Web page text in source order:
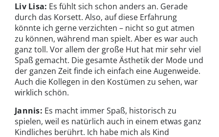
Liv Lisa: Es fühlt sich schon anders an. Gerade
durch das Korsett. Also, auf diese Erfahrung
könnte ich gerne verzichten – nicht so gut atmen
zu können, während man spielt. Aber es war auch
ganz toll. Vor allem der große Hut hat mir sehr viel
Spaß gemacht. Die gesamte Ästhetik der Mode und
der ganzen Zeit finde ich einfach eine Augenweide.
Auch die Kollegen in den Kostümen zu sehen, war
wirklich schön.
Jannis: Es macht immer Spaß, historisch zu
spielen, weil es natürlich auch in einem etwas ganz
Kindliches berührt. Ich habe mich als Kind